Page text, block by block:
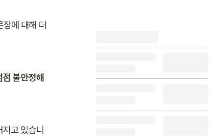
에 대해 더
불안정해
고 있습니